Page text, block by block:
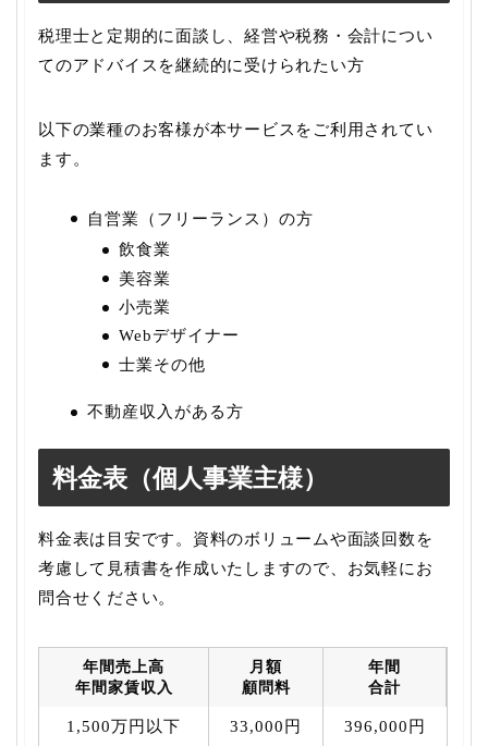
税理士と定期的に面談し、経営や税務・会計につい
てのアドバイスを継続的に受けられたい方
以下の業種のお客様が本サービスをご利用されてい
ます。
自営業（フリーランス）の方
飲食業
美容業
小売業
Webデザイナー
士業その他
不動産収入がある方
料金表（個人事業主様）
料金表は目安です。資料のボリュームや面談回数を
考慮して見積書を作成いたしますので、お気軽にお
問合せください。
年間売上高
年間家賃収入
月額
顧問料
年間
合計
1,500万円以下 33,000円 396,000円